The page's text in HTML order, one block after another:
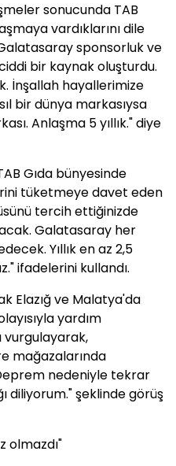
sonucunda TAB
vardıklarını dile
sponsorluk ve
bir kaynak oluşturdu.
İnşallah hayallerimize
bir dünya markasıysa
Anlaşma 5 yıllık." diye
Gıda bünyesinde
tüketmeye davet eden
tercih ettiğinizde
Galatasaray her
Yıllık en az 2,5
ifadelerini kullandı.
Elazığ ve Malatya'da
yardım
vurgulayarak,
mağazalarında
nedeniyle tekrar
diliyorum." şeklinde görüş
olmazdı"